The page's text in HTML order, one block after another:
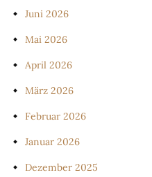
Juni 2026
Mai 2026
April 2026
März 2026
Februar 2026
Januar 2026
Dezember 2025